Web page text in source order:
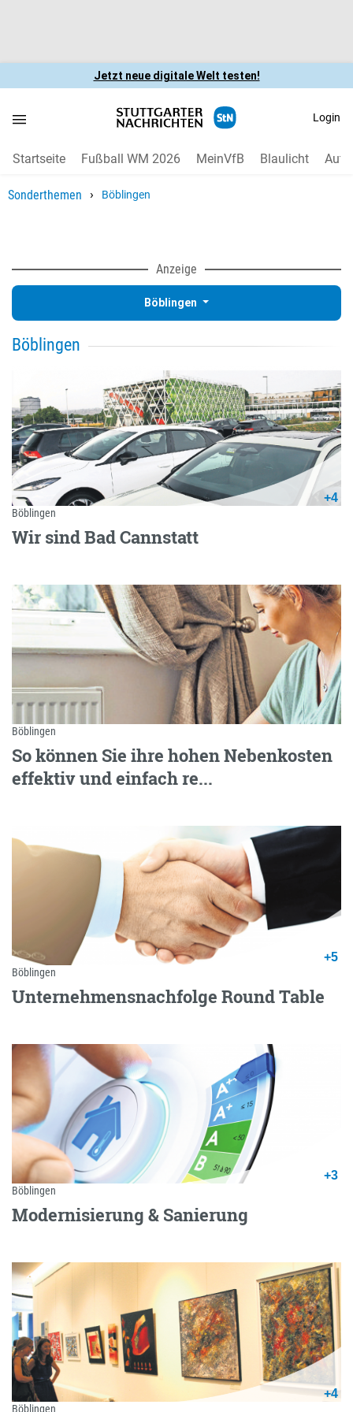
Jetzt neue digitale Welt testen!
Login
Startseite Fußball WM 2026 MeinVfB Blaulicht Auto
Sonderthemen › Böblingen
Anzeige
Böblingen
Böblingen
+4
Böblingen
Wir sind Bad Cannstatt
Böblingen
So können Sie ihre hohen Nebenkosten
effektiv und einfach re...
+5
Böblingen
Unternehmensnachfolge Round Table
+3
Böblingen
Modernisierung & Sanierung
+4
Böblingen